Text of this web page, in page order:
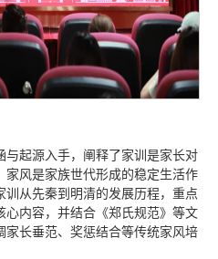
与起源入手，阐释了家训是家长对
风是家族世代形成的稳定生活作
从先秦到明清的发展历程，重点
内容，并结合《郑氏规范》等文
长垂范、奖惩结合等传统家风培